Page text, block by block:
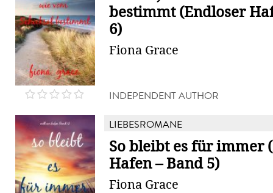
bestimmt (Endloser
6)
Fiona Grace
INDEPENDENT AUTHOR
LIEBESROMANE
So bleibt es für immer
Hafen – Band 5)
Fiona Grace